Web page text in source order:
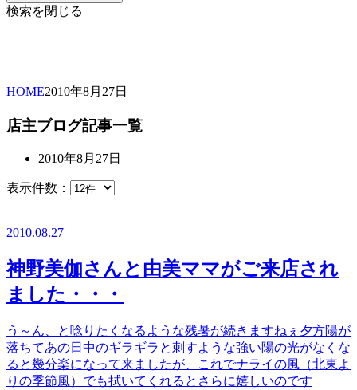
検索を閉じる
HOME2010年8月 27日
店主ブログ記事一覧
2010年8月27日
表示件数：
2010.08.27
神野美伽さんと由美ママがご来店され
ました・・・
う～ん、と唸りたくなるような残暑が続きますねぇ夕方陽が
落ちてあの日中のギラギラと刺すような強い陽の光がなくな
ると幾分楽になって来ましたが、これでナライの風（北東よ
りの季節風）でも拭いてくれるとさらに嬉しいのです